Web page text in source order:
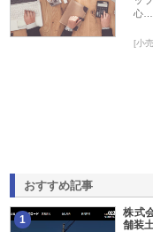
心…
[小
おすすめ記事
1
株式
舗装